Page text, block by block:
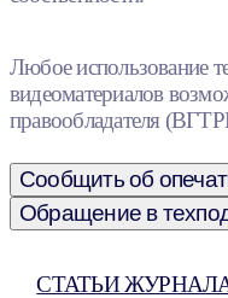
Любое использование
видеоматериалов
правообладателя
Сообщить об
Обращение в
СТАТЬИ